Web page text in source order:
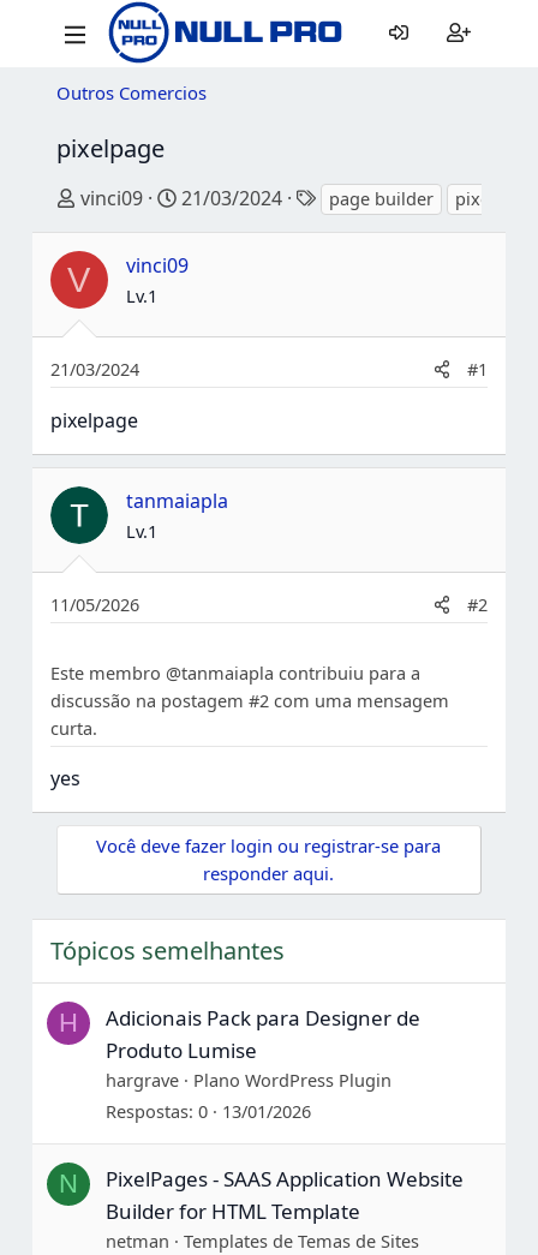
Outros Comercios
pixelpage
Criador do tópico
vinci09 Data de início
21/03/2024 Tags
page builder
V vinci09
Lv.1
21/03/2024 #1
pixelpage
tanmaiapla
Lv.1
11/05/2026 #2
Este membro @tanmaiapla contribuiu para a
discussão na postagem #2 com uma mensagem
curta.
yes
Você deve fazer login ou registrar-se para
responder aqui.
Tópicos semelhantes
H
Adicionais Pack para Designer de
Produto Lumise
hargrave
Plano WordPress Plugin
Respostas 0 13/01/2026
N
PixelPages - SAAS Application Website
Builder for HTML Template
netman
Templates de Temas de Sites